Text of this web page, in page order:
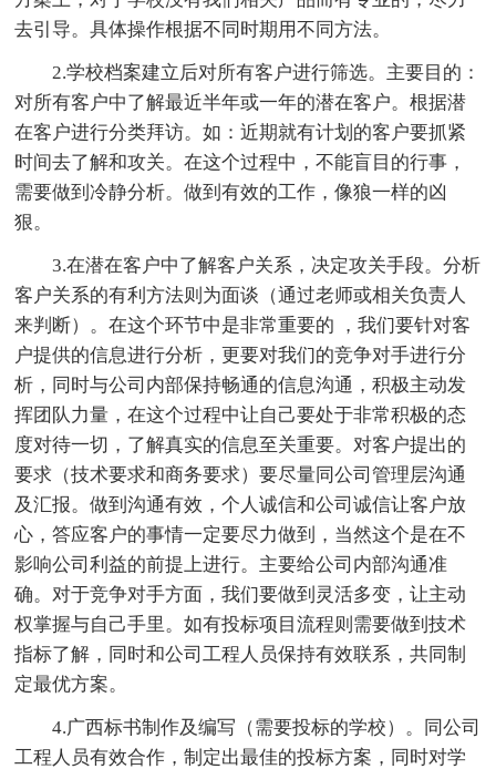
去引导。具体操作根据不同时期用不同方法。
2.学校档案建立后对所有客户进行筛选。主要目的：
对所有客户中了解最近半年或一年的潜在客户。根据潜
在客户进行分类拜访。如：近期就有计划的客户要抓紧
时间去了解和攻关。在这个过程中，不能盲目的行事，
需要做到冷静分析。做到有效的工作，像狼一样的凶
狠。
3.在潜在客户中了解客户关系，决定攻关手段。分析
客户关系的有利方法则为面谈（通过老师或相关负责人
来判断）。在这个环节中是非常重要的 ，我们要针对客
户提供的信息进行分析，更要对我们的竞争对手进行分
析，同时与公司内部保持畅通的信息沟通，积极主动发
挥团队力量，在这个过程中让自己要处于非常积极的态
度对待一切，了解真实的信息至关重要。对客户提出的
要求（技术要求和商务要求）要尽量同公司管理层沟通
及汇报。做到沟通有效，个人诚信和公司诚信让客户放
心，答应客户的事情一定要尽力做到，当然这个是在不
影响公司利益的前提上进行。主要给公司内部沟通准
确。对于竞争对手方面，我们要做到灵活多变，让主动
权掌握与自己手里。如有投标项目流程则需要做到技术
指标了解，同时和公司工程人员保持有效联系，共同制
定最优方案。
4.广西标书制作及编写（需要投标的学校）。同公司
工程人员有效合作，制定出最佳的投标方案，同时对学